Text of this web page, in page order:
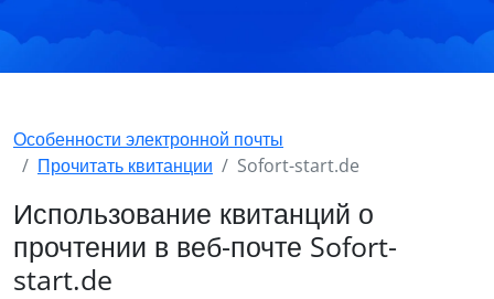
Особенности электронной почты
Прочитать квитанции
Sofort-start.de
Использование квитанций о
прочтении в веб-почте Sofort-
start.de